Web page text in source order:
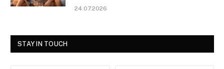
24.07.2026
STAY IN TOUCH